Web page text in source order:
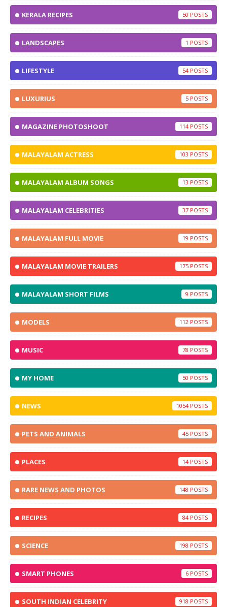
KERALA RECIPES 50
LANDSCAPES 1
LIFESTYLE 54
LUXURIUS 5
MAGAZINE PHOTOSHOOT 114
MALAYALAM ACTRESS 103
MALAYALAM ALBUM SONGS 13
MALAYALAM CELEBRITIES 37
MALAYALAM FULL MOVIE 19
MALAYALAM MOVIE TRAILERS 175
MALAYALAM SHORT FILMS 9
MODELS 112
MUSIC 78
MY HOME 50
NEWS 1054
PETS AND ANIMALS 45
PLACES 14
RARE NEWS AND PHOTOS 148
RECIPES 84
SCIENCE 198
SMART PHONES 6
SOUTH INDIAN CELEBRITY 918